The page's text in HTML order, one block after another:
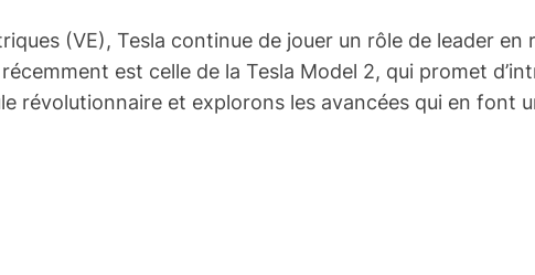
(VE), Tesla continue de jouer un rôle de leader en
est celle de la Tesla Model 2, qui promet
révolutionnaire et explorons les avancées qui en font